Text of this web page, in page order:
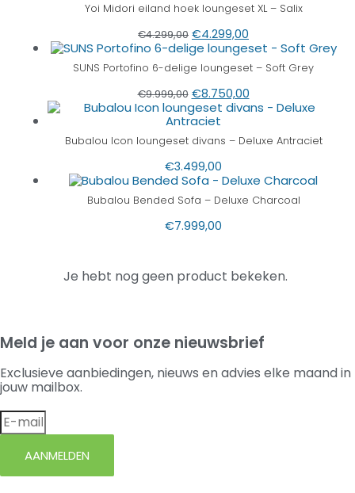
Yoi Midori eiland hoek loungeset XL – Salix
€4.299,00 €4.299,00
SUNS Portofino 6-delige loungeset – Soft Grey
€9.999,00 €8.750,00
Bubalou Icon loungeset divans – Deluxe Antraciet
€3.499,00
Bubalou Bended Sofa – Deluxe Charcoal
€7.999,00
Je hebt nog geen product bekeken.
Meld je aan voor onze nieuwsbrief
Exclusieve aanbiedingen, nieuws en advies elke maand in
jouw mailbox.
AANMELDEN